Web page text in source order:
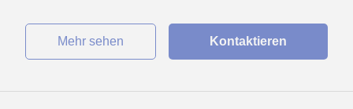
Mehr sehen Kontaktieren